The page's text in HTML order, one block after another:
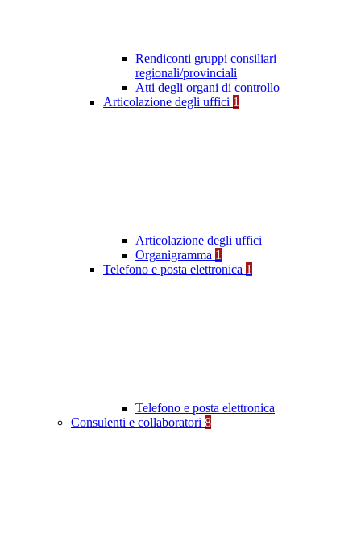
Rendiconti gruppi consiliari
regionali/provinciali
Atti degli organi di controllo
Articolazione degli uffici 1
Articolazione degli uffici
Organigramma 1
Telefono e posta elettronica 1
Telefono e posta elettronica
Consulenti e collaboratori 8